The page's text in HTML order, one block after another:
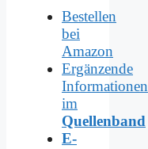
Bestellen
bei
Amazon
Ergänzende
Informationen
im
Quellenband
E-